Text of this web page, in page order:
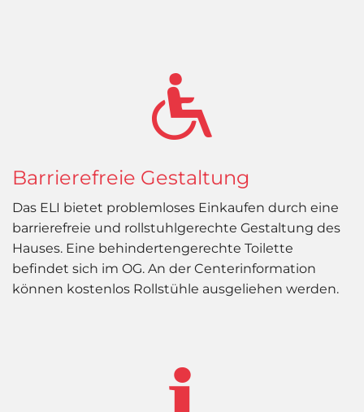
Barrierefreie Gestaltung
Das ELI bietet problemloses Einkaufen durch eine
barrierefreie und rollstuhlgerechte Gestaltung des
Hauses. Eine behindertengerechte Toilette
befindet sich im OG. An der Centerinformation
können kostenlos Rollstühle ausgeliehen werden.